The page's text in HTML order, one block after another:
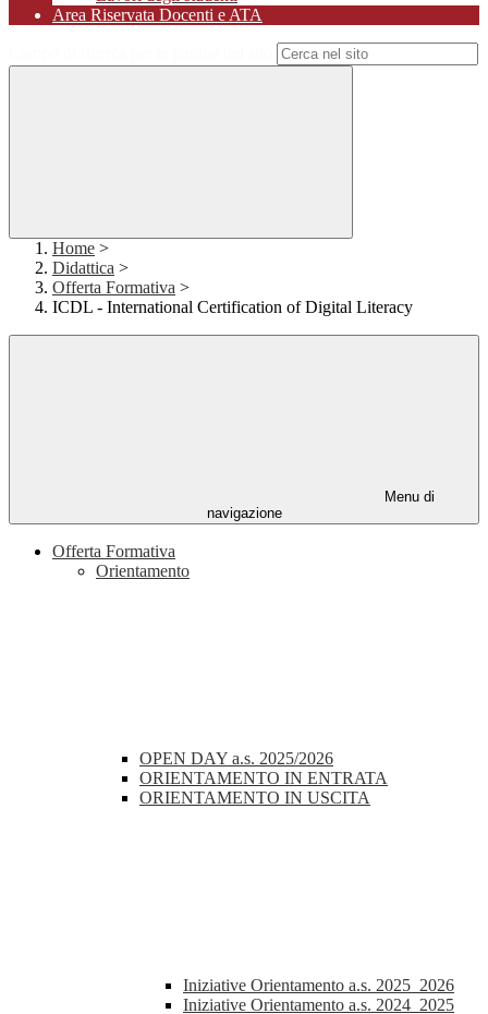
Area Riservata Docenti e ATA
Home >
Didattica >
Offerta Formativa >
ICDL - International Certification of Digital Literacy
Menu di
navigazione
Offerta Formativa
Orientamento
OPEN DAY a.s. 2025/2026
ORIENTAMENTO IN ENTRATA
ORIENTAMENTO IN USCITA
Iniziative Orientamento a.s. 2025_2026
Iniziative Orientamento a.s. 2024_2025